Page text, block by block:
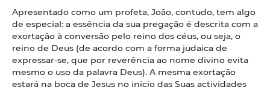
Apresentado como um profeta, João, contudo, tem algo
de especial: a essência da sua pregação é descrita com a
exortação à conversão pelo reino dos céus, ou seja, o
reino de Deus (de acordo com a forma judaica de
expressar-se, que por reverência ao nome divino evita
mesmo o uso da palavra Deus). A mesma exortação
estará na boca de Jesus no início das Suas actividades